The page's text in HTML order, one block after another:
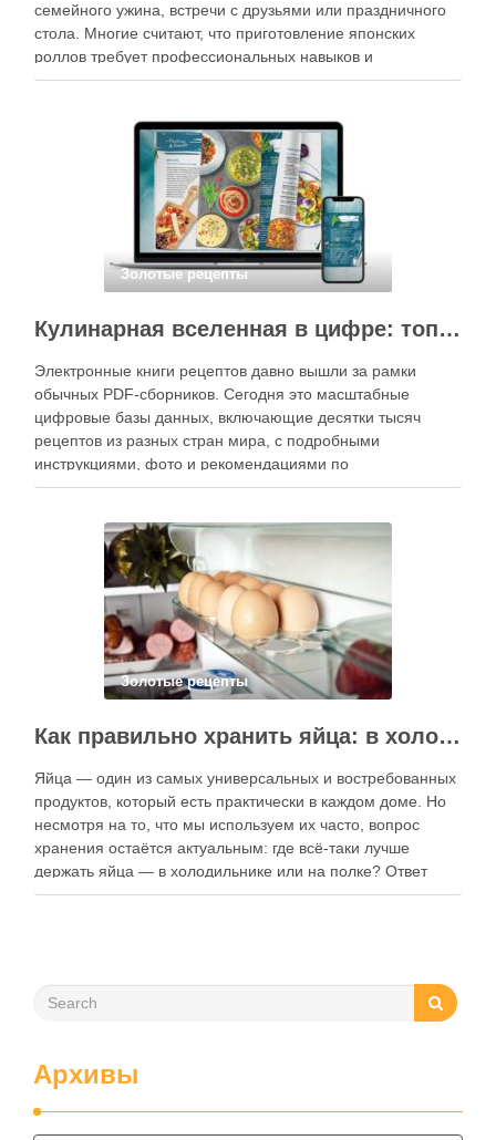
семейного ужина, встречи с друзьями или праздничного
стола. Многие считают, что приготовление японских
роллов требует профессиональных навыков и
специального оборудования, однако на практике сделать
кухне. Главное — …
Золотые рецепты
Кулинарная вселенная в цифре: топ-3 самых больших электронных книг рецептов
Электронные книги рецептов давно вышли за рамки
обычных PDF-сборников. Сегодня это масштабные
цифровые базы данных, включающие десятки тысяч
рецептов из разных стран мира, с подробными
инструкциями, фото и рекомендациями по
приготовлению. В отличие от печатных изданий,
контент, расширять коллекции блюд и добавлять новые
функции. Ниже …
Золотые рецепты
Как правильно хранить яйца: в холодильнике или на полке?
Яйца — один из самых универсальных и востребованных
продуктов, который есть практически в каждом доме. Но
несмотря на то, что мы используем их часто, вопрос
хранения остаётся актуальным: где всё-таки лучше
держать яйца — в холодильнике или на полке? Ответ
зависит от нескольких факторов, включая температуру
Архивы